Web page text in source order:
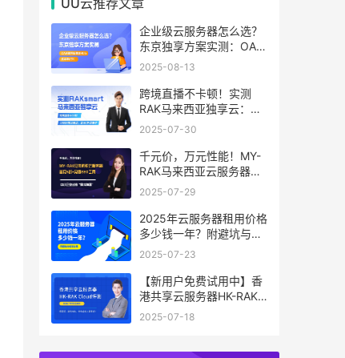
企业级云服务器怎么选？
东京独享方案实测：OA系
统响应提速40%，成本降
2025-08-13
跨境直播不卡顿！实测
RAK马来西亚独享云：
1080P推流稳定，首月6
2025-07-30
千元价，万元性能！MY-
RAK马来西亚云服务器：
首月5折+免费SEO工具，
2025-07-29
2025年云服务器租用价格
多少钱一年？附避坑与省
钱攻略
2025-07-23
【新用户免费试用中】香
港共享云服务器HK-RAK
Cloud评测：低延迟、高
2025-07-18